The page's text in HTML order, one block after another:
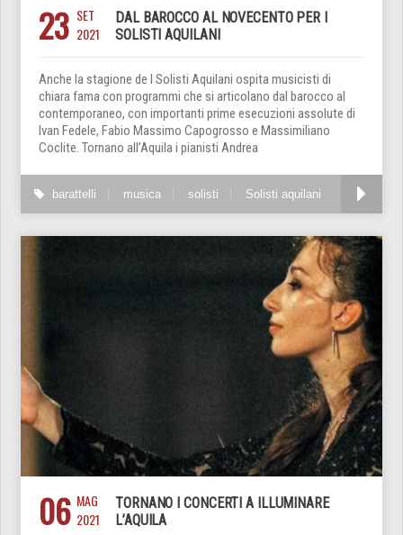
23 SET
2021
DAL BAROCCO AL NOVECENTO PER I
SOLISTI AQUILANI
Anche la stagione de I Solisti Aquilani ospita musicisti di
chiara fama con programmi che si articolano dal barocco al
contemporaneo, con importanti prime esecuzioni assolute di
Ivan Fedele, Fabio Massimo Capogrosso e Massimiliano
Coclite. Tornano all’Aquila i pianisti Andrea
barattelli musica solisti Solisti aquilani
06 MAG
2021
TORNANO I CONCERTI A ILLUMINARE
L’AQUILA